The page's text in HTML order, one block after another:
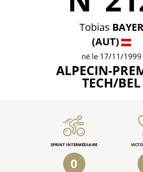
Tobias BAYER
(AUT)
né le 17/11/1999
ALPECIN-
TECH/BEL
SPRINT INTERMÉDIAIRE
0